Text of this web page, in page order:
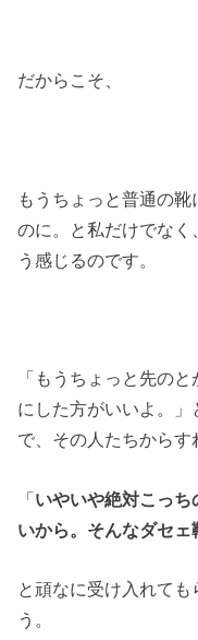
だからこそ、
もうちょっと普通の
のに。と私だけでなく
う感じるのです。
「もうちょっと先の
にした方がいいよ。」
で、その人たちからす
「いやいや絶対こっち
いから。そんなダセェ
と頑なに受け入れても
う。